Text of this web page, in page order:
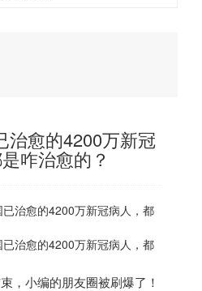
治愈的4200万新冠
咋治愈的？
已治愈的4200万新冠病人，都
已治愈的4200万新冠病人，都
，小编的朋友圈被刷爆了！